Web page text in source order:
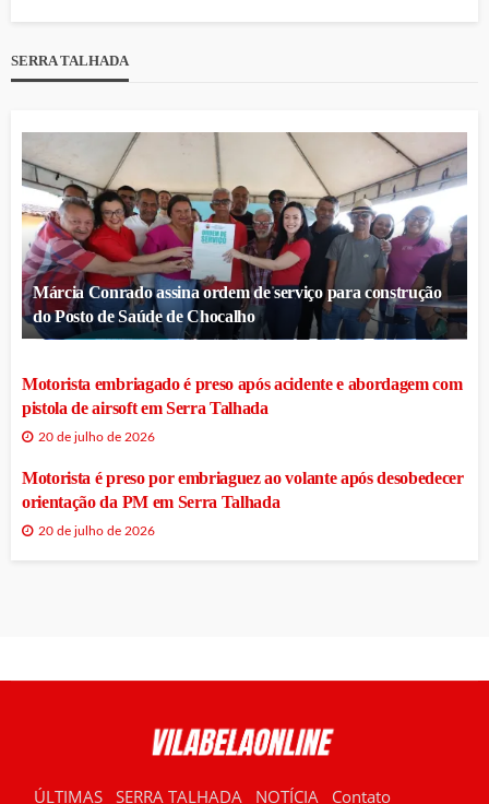
SERRA TALHADA
Márcia Conrado assina ordem de serviço para construção
do Posto de Saúde de Chocalho
Motorista embriagado é preso após acidente e abordagem com
pistola de airsoft em Serra Talhada
20 de julho de 2026
Motorista é preso por embriaguez ao volante após desobedecer
orientação da PM em Serra Talhada
20 de julho de 2026
ÚLTIMAS SERRA TALHADA NOTÍCIA Contato